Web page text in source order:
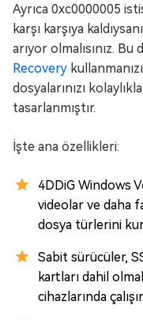
Ayrıca 0xc0000005
karşı karşıya
arıyor olmalısınız. Bu
Recovery
dosyalarınızı
tasarlanmıştır.
İşte ana özellikleri:
4DDiG Windows
videolar ve daha
dosya türlerini
Sabit sürücüler,
kartları dahil
cihazlarında çalışır.